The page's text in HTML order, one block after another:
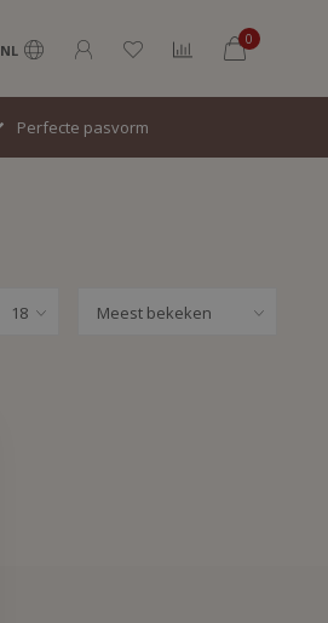
NL
0
Perfecte pasvorm